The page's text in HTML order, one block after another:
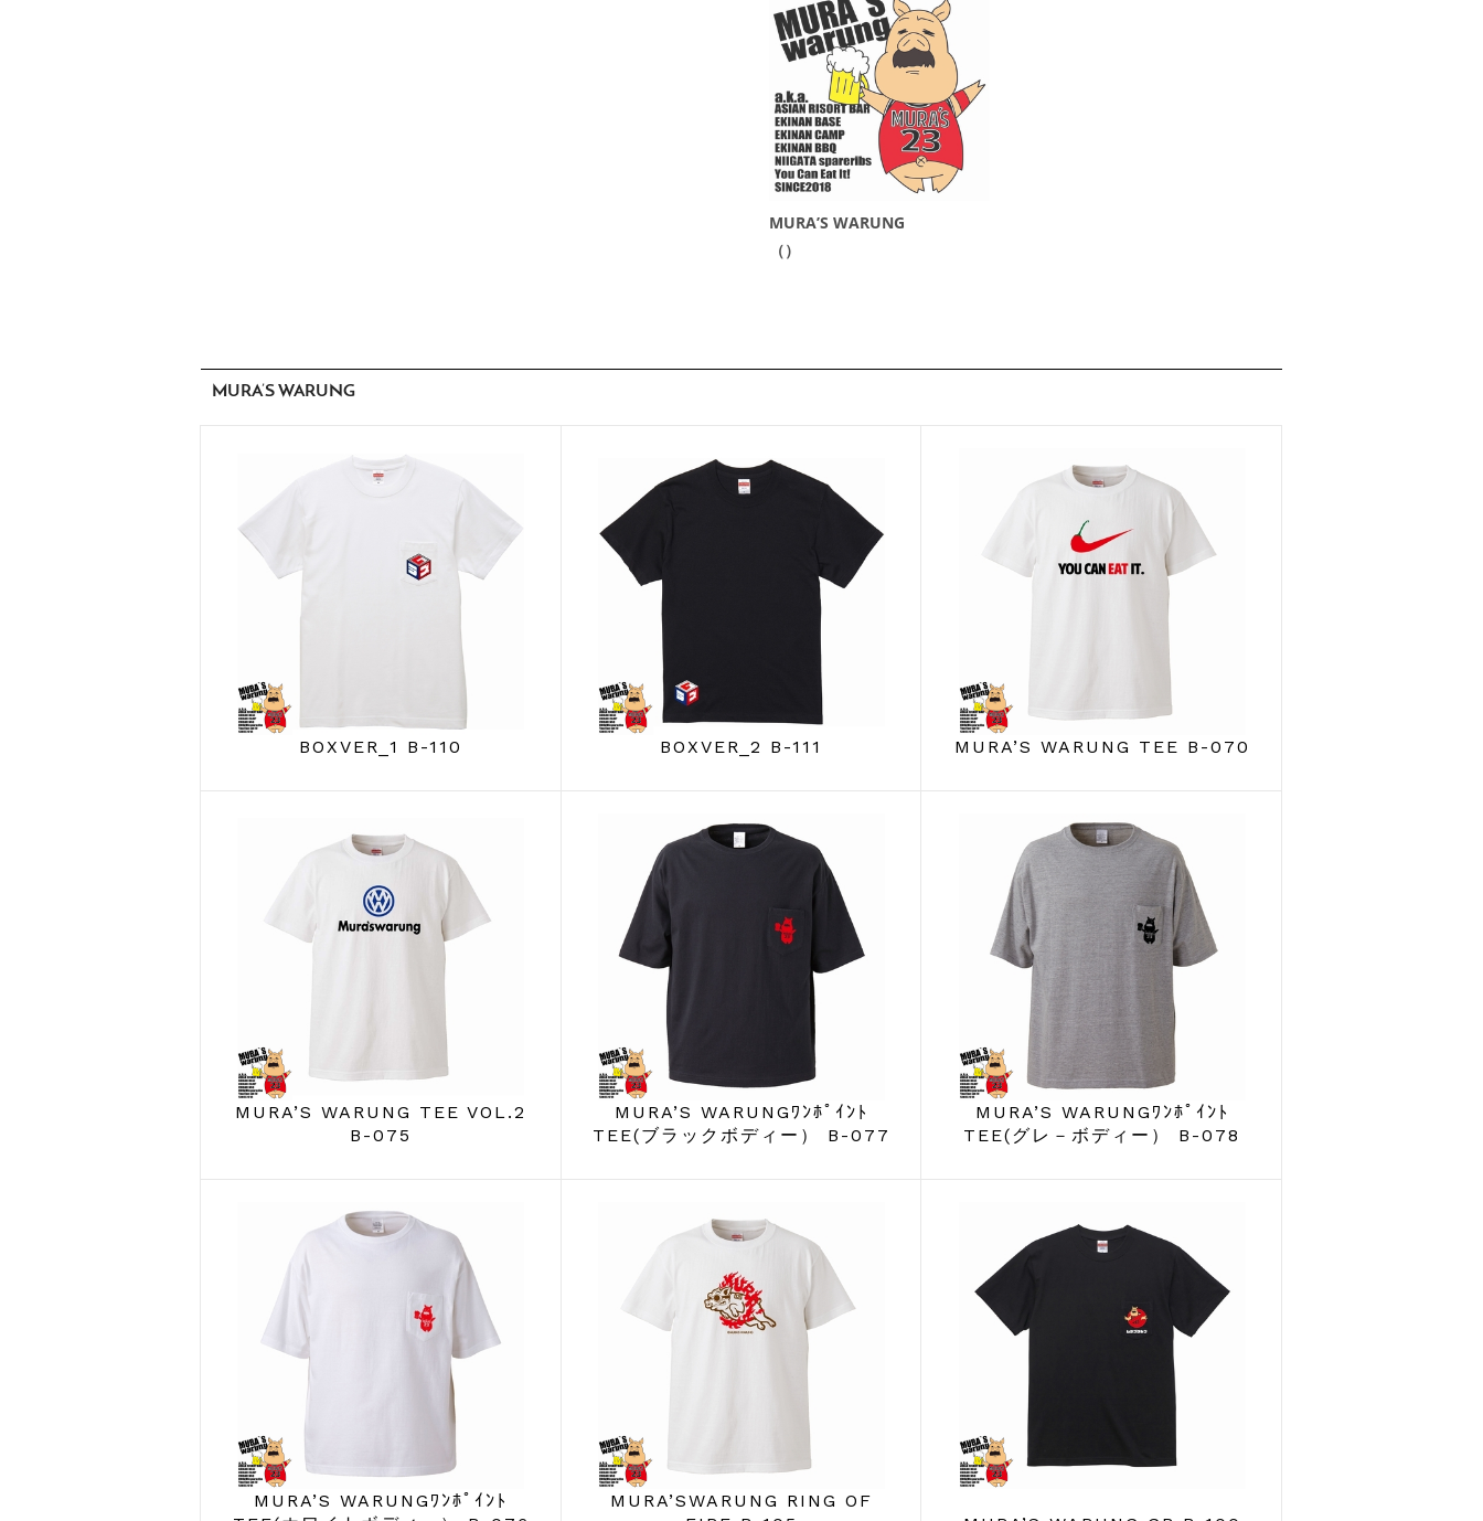
MURA’S WARUNG
（）
MURA’S WARUNG
BOXVER_1 B-110 BOXVER_2 B-111 MURA’S WARUNG TEE B-070
MURA’S WARUNG TEE VOL.2
B-075
MURA’S WARUNGﾜﾝﾎﾟｲﾝﾄ
TEE(ブラックボディー） B-077
MURA’S WARUNGﾜﾝﾎﾟｲﾝﾄ
TEE(グレ－ボディー） B-078
MURA’S WARUNGﾜﾝﾎﾟｲﾝﾄ
MURA’SWARUNG RING OF